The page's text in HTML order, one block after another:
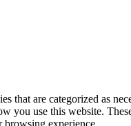
are categorized as
you use this website.
browsing experience.